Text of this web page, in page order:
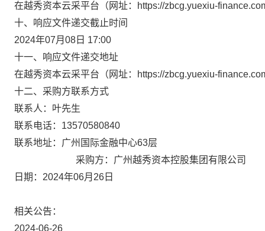
在越秀资本云采平台（网址：https://zbcg.yuexiu-
十、响应文件递交截止时间
2024年07月08日 17:00
十一、响应文件递交地址
在越秀资本云采平台（网址：https://zbcg.yuexiu-
十二、采购方联系方式
联系人：叶先生
联系电话：13570580840
联系地址：广州国际金融中心63层
采购方：广州越秀资本控股集团有限公司
日期：2024年06月26日
相关公告：
2024-06-26